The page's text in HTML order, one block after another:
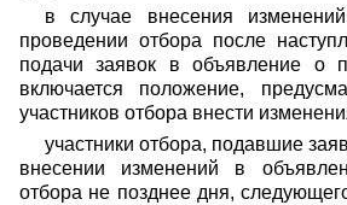
в случае внесения
проведении отбора после
подачи заявок в объявление о
включается положение,
участников отбора внести
участники отбора, подавшие
внесении изменений в
отбора не позднее дня,